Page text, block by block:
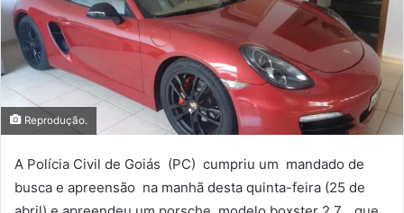
Reprodução.
A Polícia Civil de Goiás (PC) cumpriu um mandado de
busca e apreensão na manhã desta quinta-feira (25 de